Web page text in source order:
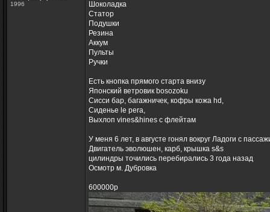
1996
Шоколадка
Статор
Подушки
Резина
Аккум
Пульты
Ручки
Есть кнопка прямого старта внизу
Японский ветровик bosozoku
Сисси бар, багажничек, кофры кожа hd,
Сиденье le pera,
Выхлоп vines&hines с флейтам
У меня 6 лет, в августе гонял вокруг Ладоги с
Двигатель эволюшен, карб, крышка s&s
цилиндры точились перебирались 3 года назад
Осмотр м. Дубровка
600000р